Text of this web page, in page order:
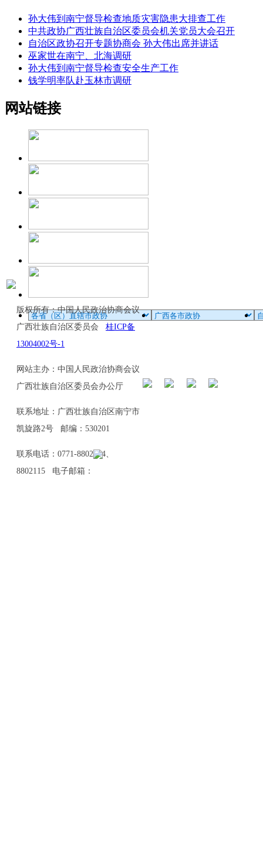
孙大伟到南宁督导检查地质灾害隐患大排查工作
中共政协广西壮族自治区委员会机关党员大会召开
自治区政协召开专题协商会 孙大伟出席并讲话
巫家世在南宁、北海调研
孙大伟到南宁督导检查安全生产工作
钱学明率队赴玉林市调研
网站链接
版权所有：中国人民政治协商会议
广西壮族自治区委员会 桂ICP备
13004002号-1
网站主办：中国人民政治协商会议
广西壮族自治区委员会办公厅
联系地址：广西壮族自治区南宁市
凯旋路2号 邮编：530201
联系电话：0771-8802114、
8802115 电子邮箱：